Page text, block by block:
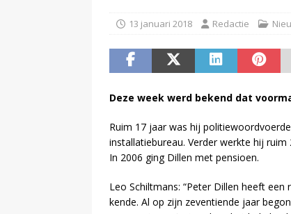
13 januari 2018 Redactie
Deze week werd bekend dat
Ruim 17 jaar was hij
installatiebureau. Verder werkte hij ruim
In 2006 ging Dillen met pensioen.
Leo Schiltmans: “Peter Dillen heeft
kende. Al op zijn zeventiende jaar